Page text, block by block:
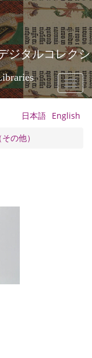
ジタルコレクシ
Toggle
日本語 English
の他）